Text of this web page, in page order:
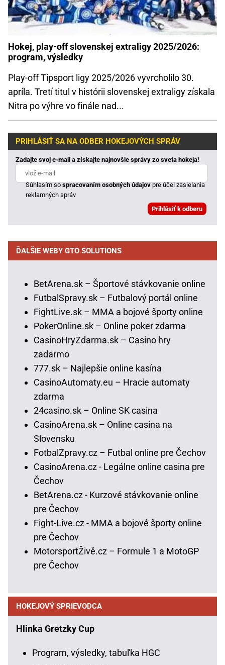
Hokej, play-off slovenskej extraligy 2025/2026:
program, výsledky
Play-off Tipsport ligy 2025/2026 vyvrcholilo 30.
apríla. Tretí titul v histórii slovenskej extraligy získala
Nitra po výhre vo finále nad...
PRIHLÁSIŤ SA NA ODBER HOKEJOVÝCH SPRÁV
Zadajte svoj e-mail a získajte najnovšie správy zo sveta hokeja!
Súhlasím sospracovaním osobných údajovpre účel zasielania
reklamných správ
ĎALŠIE WEBY GTO SOLUTIONS
BetArena.sk – Športové stávkovanie online
FutbalSpravy.sk – Futbalový portál online
FightLive.sk – MMA a bojové športy online
PokerOnline.sk – Online poker zdarma
CasinoHryZdarma.sk – Casino hry
zadarmo
777.sk – Najlepšie online kasína
CasinoAutomaty.eu – Hracie automaty
zdarma
24casino.sk – Online SK casina
CasinoArena.sk – Online casina na
Slovensku
FotbalZpravy.cz – Futbal online pre Čechov
CasinoArena.cz - Legálne online casina pre
Čechov
BetArena.cz - Kurzové stávkovanie online
pre Čechov
Fight-Live.cz - MMA a bojové športy online
pre Čechov
MotorsportŽivě.cz – Formule 1 a MotoGP
pre Čechov
HOKEJOVÝ SPRIEVODCA
Hlinka Gretzky Cup
Program, výsledky, tabuľka HGC